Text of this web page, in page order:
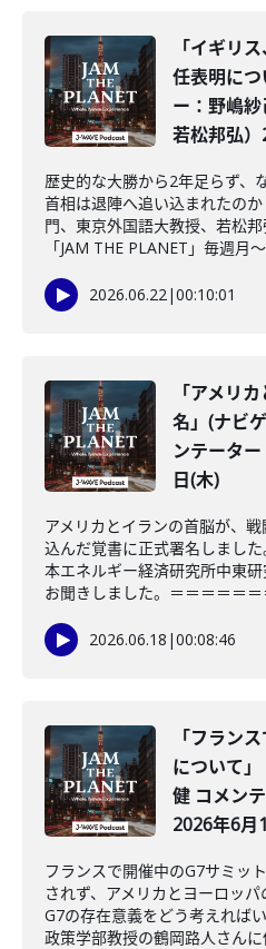
「イギリ
任表明に
ー：野嶋紗
若松邦弘
歴史的な大勝から2年足らず、
首相は退陣へ追い込まれたの
門、東京外国語大教授、若松邦
「JAM THE PLANET」毎週月
2026.06.22|00:10:01
「アメリ
名」(ナビ
ンテータ
日(木)
アメリカとイランの首脳が、
込んだ覚書に正式署名しまし
本エネルギー経済研究所中東
お聞きしました。＝＝＝＝＝
2026.06.18 |00:08:46
「フラン
について
健 コメン
2026年6月
フランスで開催中のG7サミッ
されず、アメリカとヨーロッパ
G7の存在意義をどう考えれば
政策学部教授の鶴岡路人さんに